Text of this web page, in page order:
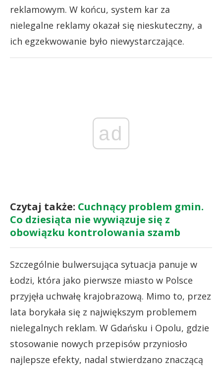
reklamowym. W końcu, system kar za
nielegalne reklamy okazał się nieskuteczny, a
ich egzekwowanie było niewystarczające.
ad
Czytaj także: Cuchnący problem gmin.
Co dziesiąta nie wywiązuje się z
obowiązku kontrolowania szamb
Szczególnie bulwersująca sytuacja panuje w
Łodzi, która jako pierwsze miasto w Polsce
przyjęła uchwałę krajobrazową. Mimo to, przez
lata borykała się z największym problemem
nielegalnych reklam. W Gdańsku i Opolu, gdzie
stosowanie nowych przepisów przyniosło
najlepsze efekty, nadal stwierdzano znaczącą